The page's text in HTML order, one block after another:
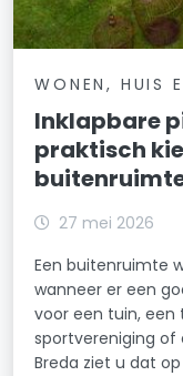
WONEN, HUIS
Inklapbare
praktisch
27 mei 2026
Een buitenruimte
wanneer er een
voor een tuin, een
sportvereniging of
Breda ziet u dat